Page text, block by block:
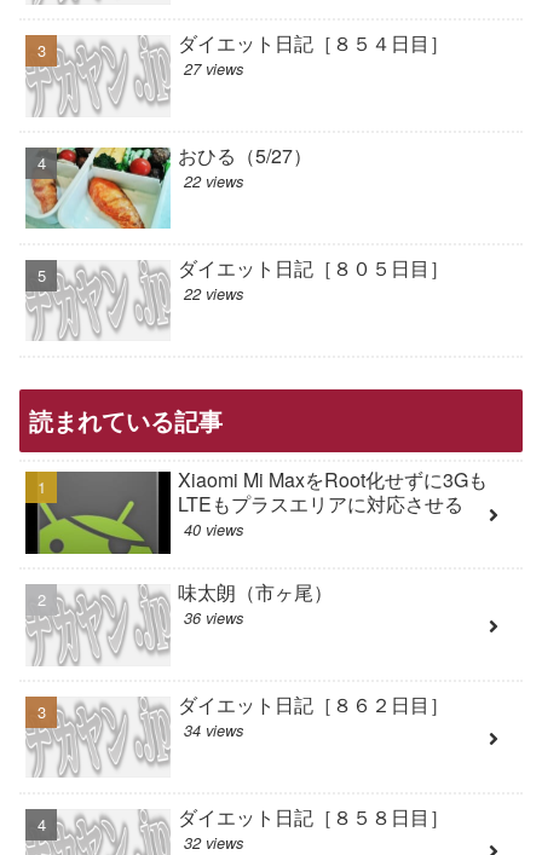
ダイエット日記［８５４日目］
27 views
おひる（5/27）
22 views
ダイエット日記［８０５日目］
22 views
読まれている記事
Xiaomi Mi MaxをRoot化せずに3Gも
LTEもプラスエリアに対応させる
40 views
味太朗（市ヶ尾）
36 views
ダイエット日記［８６２日目］
34 views
ダイエット日記［８５８日目］
32 views